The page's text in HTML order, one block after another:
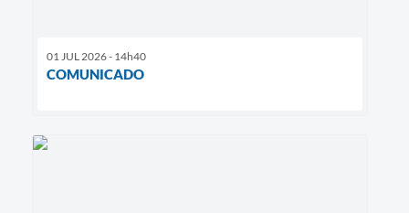
01 JUL 2026 - 14h40
COMUNICADO